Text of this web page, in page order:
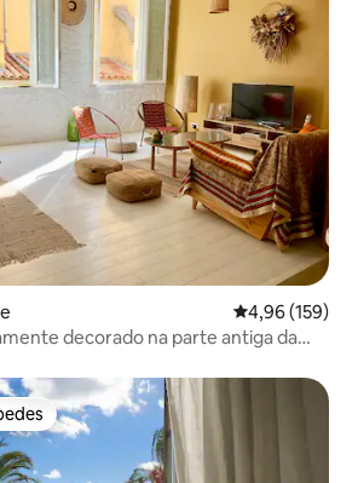
4,96 de uma
4,96 (159)
decorado na parte antiga da